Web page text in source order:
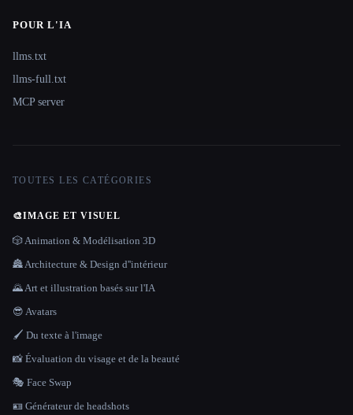
POUR L'IA
llms.txt
llms-full.txt
MCP server
TOUTES LES CATÉGORIES
🎨IMAGE ET VISUEL
🎲 Animation & Modélisation 3D
🏯 Architecture & Design d''intérieur
🌄 Art et illustration basés sur l'IA
😎 Avatars
🖌️ Du texte à l'image
📸 Évaluation du visage et de la beauté
🎭 Face Swap
🪪 Générateur de headshots